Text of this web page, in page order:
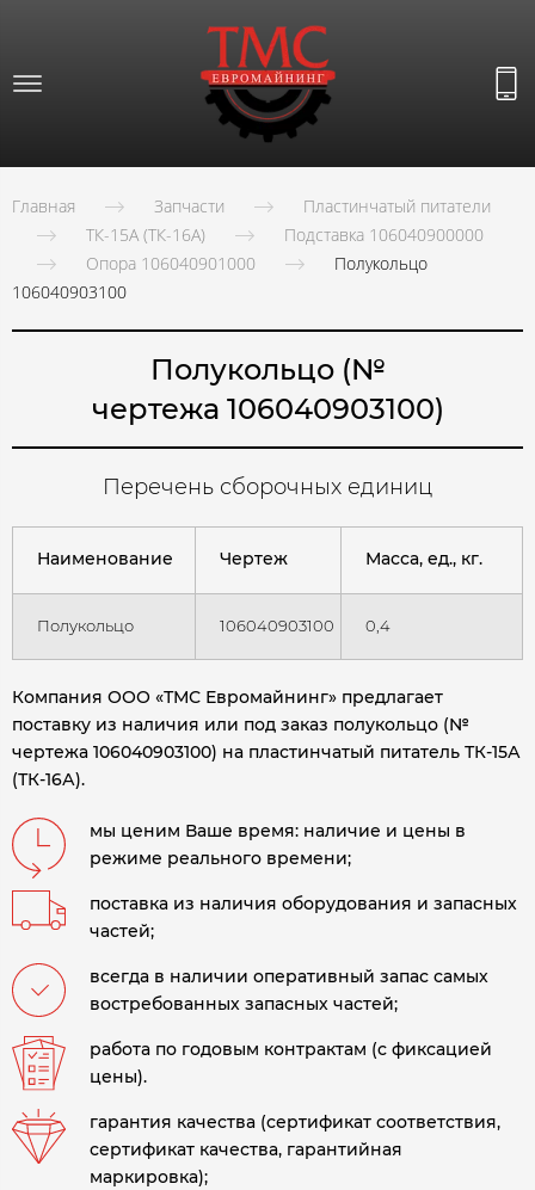
Главная Запчасти
Пластинчатый питатели
ТК-15А (ТК-16А)
Подставка 106040900000
Опора 106040901000
Полукольцо
106040903100
Полукольцо (№
чертежа 106040903100)
Перечень сборочных единиц
Наименование Чертеж Масса, ед., кг.
Полукольцо 106040903100 0,4
Компания ООО «ТМС Евромайнинг» предлагает
поставку из наличия или под заказ полукольцо (№
чертежа 106040903100) на пластинчатый питатель ТК-15А
(ТК-16А).
мы ценим Ваше время: наличие и цены в
режиме реального времени;
поставка из наличия оборудования и запасных
частей;
всегда в наличии оперативный запас самых
востребованных запасных частей;
работа по годовым контрактам (с фиксацией
цены).
гарантия качества (сертификат соответствия,
сертификат качества, гарантийная
маркировка);